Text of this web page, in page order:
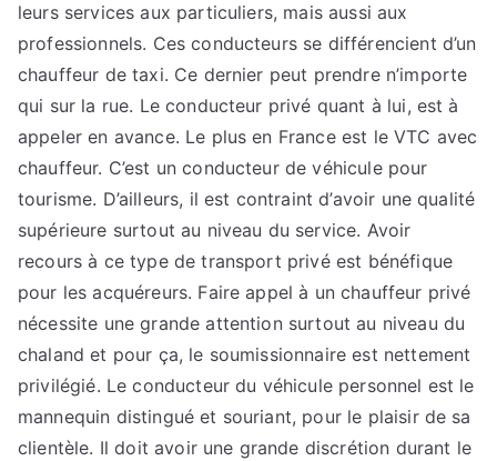
leurs services aux particuliers, mais aussi aux
professionnels. Ces conducteurs se différencient d’un
chauffeur de taxi. Ce dernier peut prendre n’importe
qui sur la rue. Le conducteur privé quant à lui, est à
appeler en avance. Le plus en France est le VTC avec
chauffeur. C’est un conducteur de véhicule pour
tourisme. D’ailleurs, il est contraint d’avoir une qualité
supérieure surtout au niveau du service. Avoir
recours à ce type de transport privé est bénéfique
pour les acquéreurs. Faire appel à un chauffeur privé
nécessite une grande attention surtout au niveau du
chaland et pour ça, le soumissionnaire est nettement
privilégié. Le conducteur du véhicule personnel est le
mannequin distingué et souriant, pour le plaisir de sa
clientèle. Il doit avoir une grande discrétion durant le